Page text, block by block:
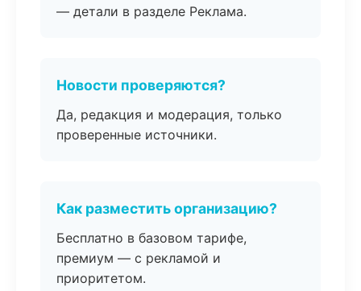
— детали в разделе Реклама.
Новости проверяются?
Да, редакция и модерация, только
проверенные источники.
Как разместить организацию?
Бесплатно в базовом тарифе,
премиум — с рекламой и
приоритетом.